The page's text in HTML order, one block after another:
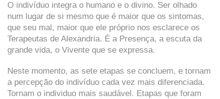
O indivíduo integra o humano e o divino. Ser olhado
num lugar de si mesmo que é maior que os sintomas,
que seu mal, maior que ele próprio nos esclarece os
Terapeutas de Alexandria. É a Presença, a escuta da
grande vida, o Vivente que se expressa.
Neste momento, as sete etapas se concluem, e tornam
a percepção do indivíduo cada vez mais diferenciada.
Tornam o individuo mais saudável. Etapas que foram